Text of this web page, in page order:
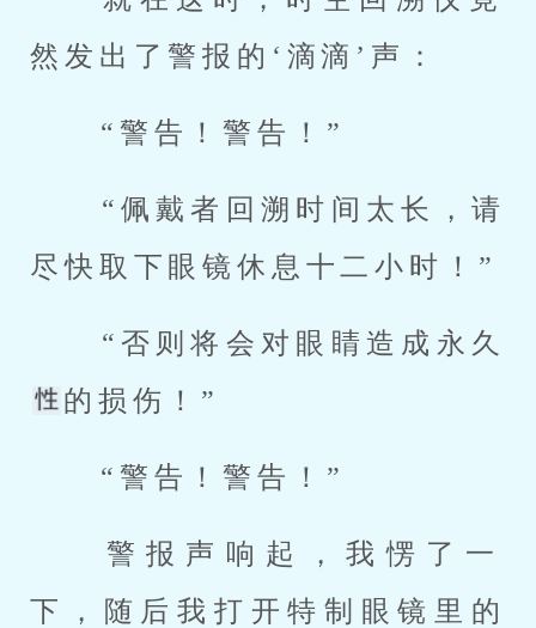
然发出了警报的‘滴滴’声：
“警告！警告！”
“否则将会对眼睛造成永久
的损伤！”
“警告！警告！”
下，随后我打开特制眼镜里的